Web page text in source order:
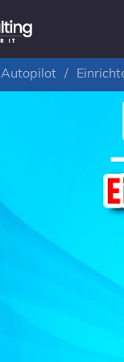
Autopilot /